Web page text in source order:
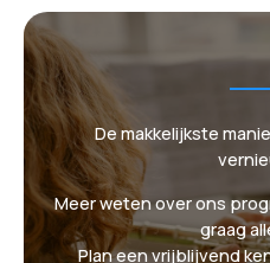
De makkelijkste
Meer weten over ons
graag
Plan een vrijblijvend